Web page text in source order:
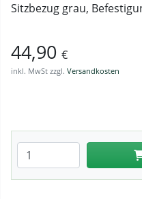
Sitzbezug grau,
44,90 €
inkl. MwSt zzgl. Versandkosten
Anzahl eingeben